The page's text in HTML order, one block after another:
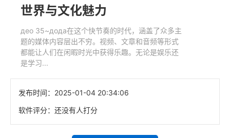
世界与文化魅力
део 35~дода在这个快节奏的时代，涵盖了众多主
题的媒体内容层出不穷。视频、文章和音频等形式
都能让人们在闲暇时光中获得乐趣。无论是娱乐还
是学习...
发布时间： 2025-01-04 20:34:06
软件评分： 还没有人打分